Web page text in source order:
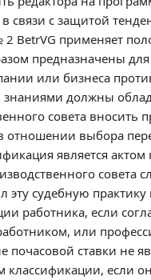
в связи с защитой
BetrVG применяет
предназначены
или бизнеса
должны
совета вносить
отношении выбора
является
эту судебную
работника, если
или
ставки не
если